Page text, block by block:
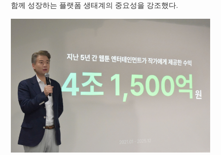
함께 성장하는 플랫폼 생태계의 중요성을 강조했다.